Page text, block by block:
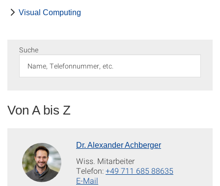
Visual Computing
Suche
Von A bis Z
Dr. Alexander Achberger
Wiss. Mitarbeiter
Telefon:+49 711 685 88635
E-Mail